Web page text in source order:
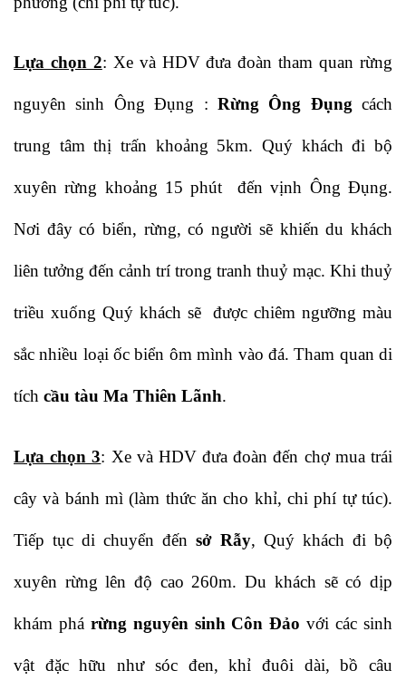
Lựa chọn 2: Xe và HDV đưa đoàn tham quan rừng
nguyên sinh Ông Đụng : Rừng Ông Đụngcách
trung tâm thị trấn khoảng 5km. Quý khách đi bộ
xuyên rừng khoảng 15 phút đến vịnh Ông Đụng.
Nơi đây có biển, rừng, có người sẽ khiến du khách
liên tưởng đến cảnh trí trong tranh thuỷ mạc. Khi thuỷ
triều xuống Quý khách sẽ được chiêm ngưỡng màu
sắc nhiều loại ốc biển ôm mình vào đá. Tham quan di
tích cầu tàu Ma Thiên Lãnh.
Lựa chọn 3: Xe và HDV đưa đoàn đến chợ mua trái
cây và bánh mì (làm thức ăn cho khỉ, chi phí tự túc).
Tiếp tục di chuyển đến sở Rẫy, Quý khách đi bộ
xuyên rừng lên độ cao 260m. Du khách sẽ có dịp
khám phá rừng nguyên sinh Côn Đảo với các sinh
vật đặc hữu như sóc đen, khỉ đuôi dài, bồ câu